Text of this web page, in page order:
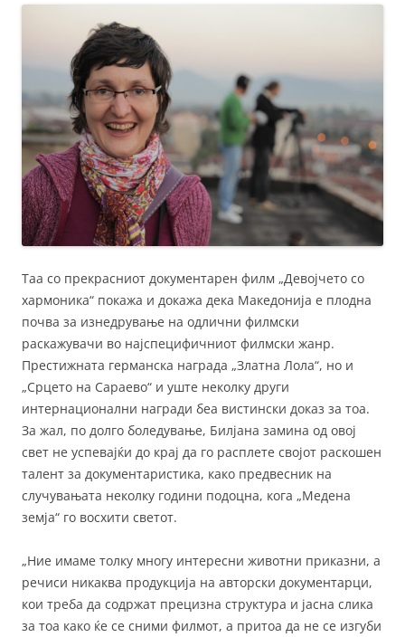
Таа со прекрасниот документарен филм „Девојчето со
хармоника“ покажа и докажа дека Македонија е плодна
почва за изнедрување на одлични филмски
раскажувачи во најспецифичниот филмски жанр.
Престижната германска награда „Златна Лола“, но и
„Срцето на Сараево“ и уште неколку други
интернационални награди беа вистински доказ за тоа.
За жал, по долго боледување, Билјана замина од овој
свет не успевајќи до крај да го расплете својот раскошен
талент за документаристика, како предвесник на
случувањата неколку години подоцна, кога „Медена
земја“ го восхити светот.
„Ние имаме толку многу интересни животни приказни, а
речиси никаква продукција на авторски документарци,
кои треба да содржат прецизна структура и јасна слика
за тоа како ќе се сними филмот, а притоа да не се изгуби